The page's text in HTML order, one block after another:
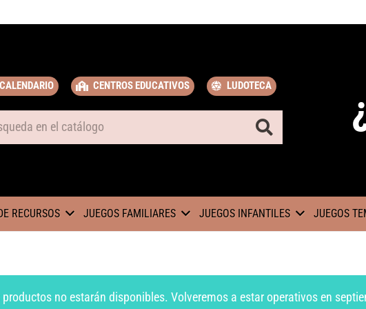
CALENDARIO CENTROS EDUCATIVOS LUDOTECA
RECURSOS JUEGOS FAMILIARES JUEGOS INFANTILES JUEGOS
no estarán disponibles. Volveremos a estar operativos en